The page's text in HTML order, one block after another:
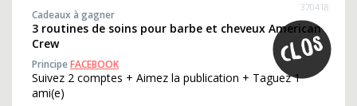
370418
Cadeaux à gagner
3 routines de soins pour barbe et cheveux American
Crew
PrincipeFACEBOOK
Suivez 2 comptes + Aimez la publication + Taguez 1
ami(e)